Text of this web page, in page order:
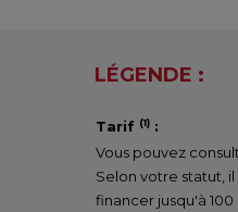
LÉGENDE :
Tarif (1) :
Vous pouvez
Selon votre statut,
financer jusqu'à